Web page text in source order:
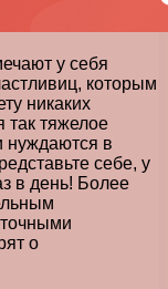
у себя
которым
никаких
так тяжелое
нуждаются в
себе, у
в день! Более
о